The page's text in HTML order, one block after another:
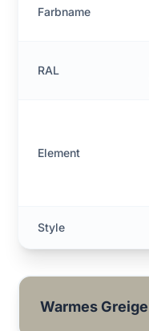
Farbname
RAL
Element
Style
Warmes Greige